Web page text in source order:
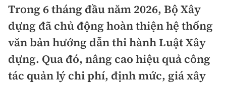
Chính trị
Xã hội
Chuyện dọc đường
Cải chính
Xây dựng
Chỉ đạo điều hành
Quy hoạch kiến trúc
Giao thông
Quản lý
Kinh tế
Trong 6 tháng đầu năm 2026, Bộ Xây
dựng đã chủ động hoàn thiện hệ thống
văn bản hướng dẫn thi hành Luật Xây
dựng. Qua đó, nâng cao hiệu quả công
tác quản lý chi phí, định mức, giá xây